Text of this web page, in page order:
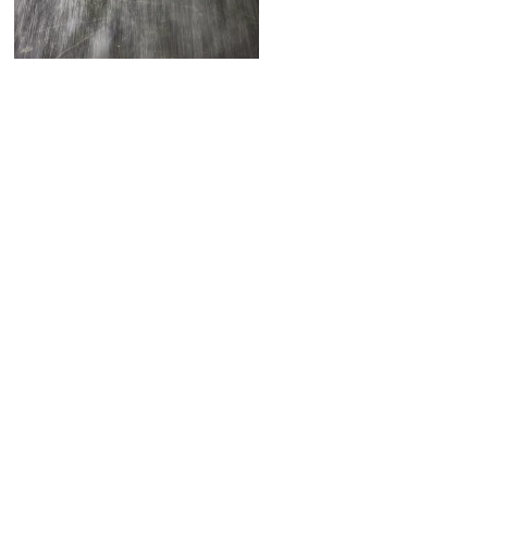
SUNNY_Flower